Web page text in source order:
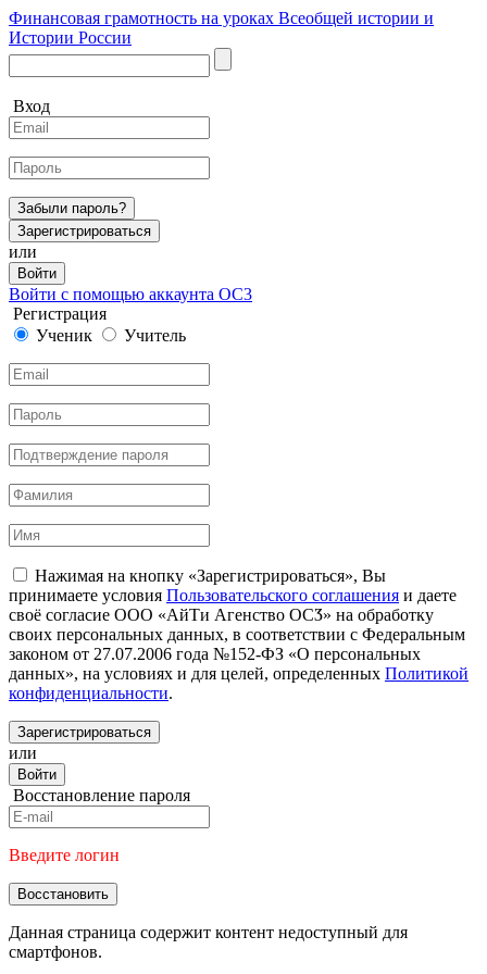
Финансовая грамотность на уроках Всеобщей истории и
Истории России
Вход
Забыли пароль?
Зарегистрироваться
или
Войти
Войти с помощью аккаунта ОС3
Регистрация
Ученик
Учитель
Нажимая на кнопку «Зарегистрироваться», Вы
принимаете условия Пользовательского соглашения и даете
своё согласие ООО «АйТи Агенство ОСӠ» на обработку
своих персональных данных, в соответствии с Федеральным
законом от 27.07.2006 года №152-ФЗ «О персональных
данных», на условиях и для целей, определенных Политикой
конфиденциальности.
Зарегистрироваться
или
Войти
Восстановление пароля
Введите логин
Восстановить
Данная страница содержит контент недоступный для
смартфонов.